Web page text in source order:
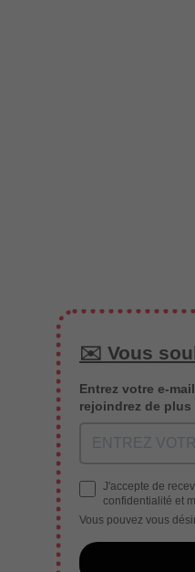
✉️ Vous
Entrez votre e-
rejoindrez de
J'accepte de
confidentialité et
Vous pouvez vous